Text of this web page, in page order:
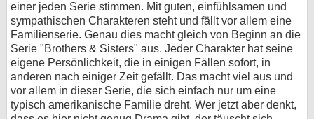
einer jeden Serie stimmen. Mit guten, einfühlsamen und
sympathischen Charakteren steht und fällt vor allem eine
Familienserie. Genau dies macht gleich von Beginn an die
Serie "Brothers & Sisters" aus. Jeder Charakter hat seine
eigene Persönlichkeit, die in einigen Fällen sofort, in
anderen nach einiger Zeit gefällt. Das macht viel aus und
vor allem in dieser Serie, die sich einfach nur um eine
typisch amerikanische Familie dreht. Wer jetzt aber denkt,